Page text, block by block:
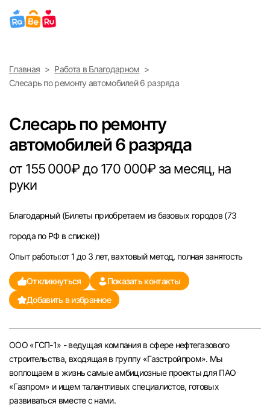
Найти работу Найти сотрудника
Выберите город
Санкт-Петербург
Екатеринбург
Саратов
Казань
Челябинск
Самара
Оренбург
Главная
Работа в Благодарном
Слесарь по ремонту автомобилей 6 разряда
Слесарь по ремонту
автомобилей 6 разряда
от 155 000₽ до 170 000₽ за месяц, на
руки
Благодарный (Билеты приобретаем из базовых городов (73
города по РФ в списке))
Опыт работы:от 1 до 3 лет, вахтовый метод, полная занятость
Откликнуться
Показать контакты
Добавить в избранное
ООО «ГСП-1» - ведущая компания в сфере нефтегазового
строительства, входящая в группу «Газстройпром». Мы
воплощаем в жизнь самые амбициозные проекты для ПАО
«Газпром» и ищем талантливых специалистов, готовых
развиваться вместе с нами.